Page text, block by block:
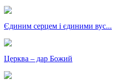
Єдиним серцем і єдиними вус...
Церква – дар Божий